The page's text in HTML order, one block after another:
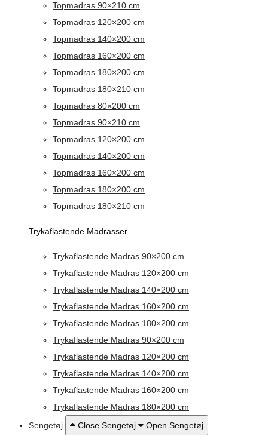
Topmadras 90×210 cm
Topmadras 120×200 cm
Topmadras 140×200 cm
Topmadras 160×200 cm
Topmadras 180×200 cm
Topmadras 180×210 cm
Topmadras 80×200 cm
Topmadras 90×210 cm
Topmadras 120×200 cm
Topmadras 140×200 cm
Topmadras 160×200 cm
Topmadras 180×200 cm
Topmadras 180×210 cm
Trykaflastende Madrasser
Trykaflastende Madras 90×200 cm
Trykaflastende Madras 120×200 cm
Trykaflastende Madras 140×200 cm
Trykaflastende Madras 160×200 cm
Trykaflastende Madras 180×200 cm
Trykaflastende Madras 90×200 cm
Trykaflastende Madras 120×200 cm
Trykaflastende Madras 140×200 cm
Trykaflastende Madras 160×200 cm
Trykaflastende Madras 180×200 cm
Sengetøj
Close Sengetøj Open Sengetøj